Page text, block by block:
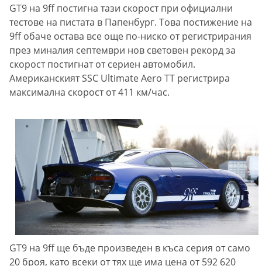
GT9 на 9ff постигна тази скорост при официални
тестове на пистата в Папенбург. Това постижение на
9ff обаче остава все още по-ниско от регистрирания
през миналия септември нов световен рекорд за
скорост постигнат от сериен автомобил.
Американският SSC Ultimate Aero TT регистрира
максимална скорост от 411 км/час.
GT9 на 9ff ще бъде произведен в къса серия от само
20 броя, като всеки от тях ще има цена от 592 620